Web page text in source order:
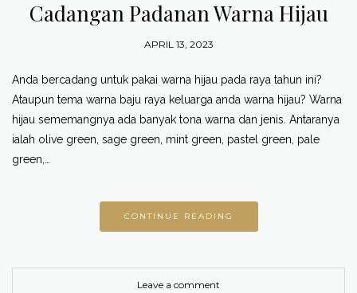
Cadangan Padanan Warna Hijau
APRIL 13, 2023
Anda bercadang untuk pakai warna hijau pada raya tahun ini?
Ataupun tema warna baju raya keluarga anda warna hijau? Warna
hijau sememangnya ada banyak tona warna dan jenis. Antaranya
ialah olive green, sage green, mint green, pastel green, pale
green,…
CONTINUE READING
Leave a comment